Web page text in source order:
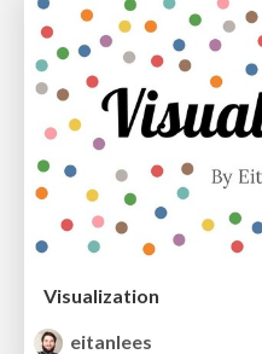
Visualization
eitanlees